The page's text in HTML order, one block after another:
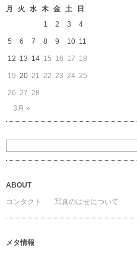
月
火 水 木 金 土
日
1
2 3 4
5 6 7 8 9 10 11
12 13 14 15 16 17 18
19 20 21 22 23 24 25
26 27 28
3月 »
ABOUT
コンタクト
写真のはせについて
メタ情報